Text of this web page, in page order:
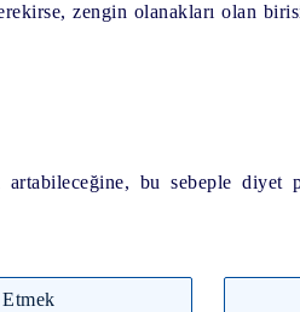
zengin olanakları olan
bu sebeple diyet